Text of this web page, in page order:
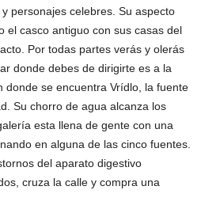
personajes celebres. Su aspecto
el casco antiguo con sus casas del
Por todas partes verás y olerás
donde debes de dirigirte es a la
donde se encuentra Vrídlo, la fuente
Su chorro de agua alcanza los
esta llena de gente con una
en alguna de las cinco fuentes.
del aparato digestivo
cruza la calle y compra una